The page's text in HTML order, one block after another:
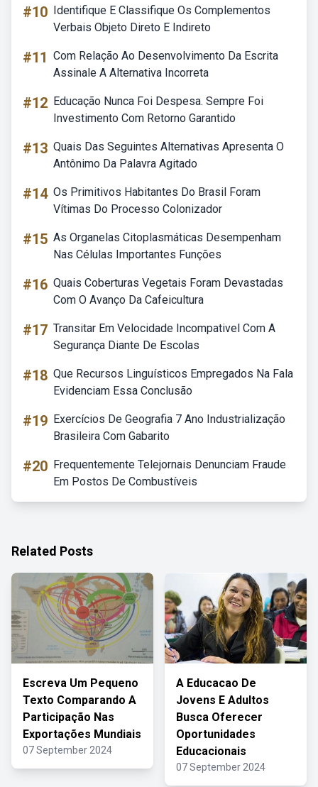
#10 Identifique E Classifique Os Complementos
Verbais Objeto Direto E Indireto
#11 Com Relação Ao Desenvolvimento Da Escrita
Assinale A Alternativa Incorreta
#12 Educação Nunca Foi Despesa. Sempre Foi
Investimento Com Retorno Garantido
#13 Quais Das Seguintes Alternativas Apresenta O
Antônimo Da Palavra Agitado
#14 Os Primitivos Habitantes Do Brasil Foram
Vítimas Do Processo Colonizador
#15 As Organelas Citoplasmáticas Desempenham
Nas Células Importantes Funções
#16 Quais Coberturas Vegetais Foram Devastadas
Com O Avanço Da Cafeicultura
#17 Transitar Em Velocidade Incompativel Com A
Segurança Diante De Escolas
#18 Que Recursos Linguísticos Empregados Na Fala
Evidenciam Essa Conclusão
#19 Exercícios De Geografia 7 Ano Industrialização
Brasileira Com Gabarito
#20 Frequentemente Telejornais Denunciam Fraude
Em Postos De Combustíveis
Related Posts
Escreva Um Pequeno
Texto Comparando A
Participação Nas
Exportações Mundiais
07 September 2024
A Educacao De
Jovens E Adultos
Busca Oferecer
Oportunidades
Educacionais
07 September 2024